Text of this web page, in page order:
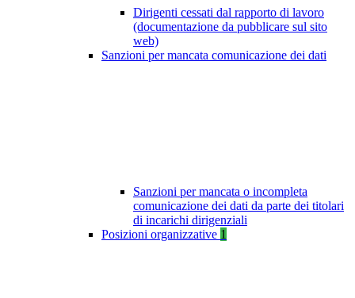
Dirigenti cessati dal rapporto di lavoro
(documentazione da pubblicare sul sito
web)
Sanzioni per mancata comunicazione dei dati
Sanzioni per mancata o incompleta
comunicazione dei dati da parte dei titolari
di incarichi dirigenziali
Posizioni organizzative 1